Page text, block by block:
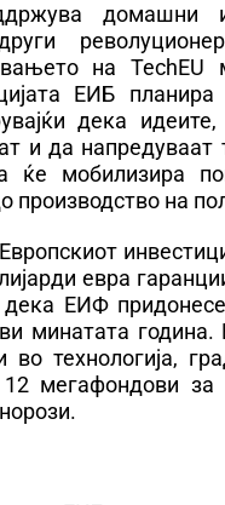
на TechEU
ЕИБ
дека идеите,
и да
ќе мобилизира
производство на
евра
ЕИФ
минатата година.
технологија,
мегафондови